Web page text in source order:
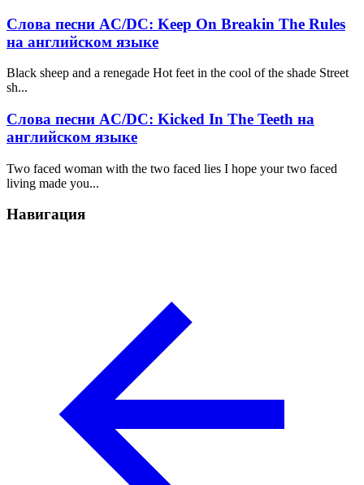
Слова песни AC/DC: Keep On Breakin The Rules
на английском языке
Black sheep and a renegade Hot feet in the cool of the shade Street
sh...
Слова песни AC/DC: Kicked In The Teeth на
английском языке
Two faced woman with the two faced lies I hope your two faced
living made you...
Навигация